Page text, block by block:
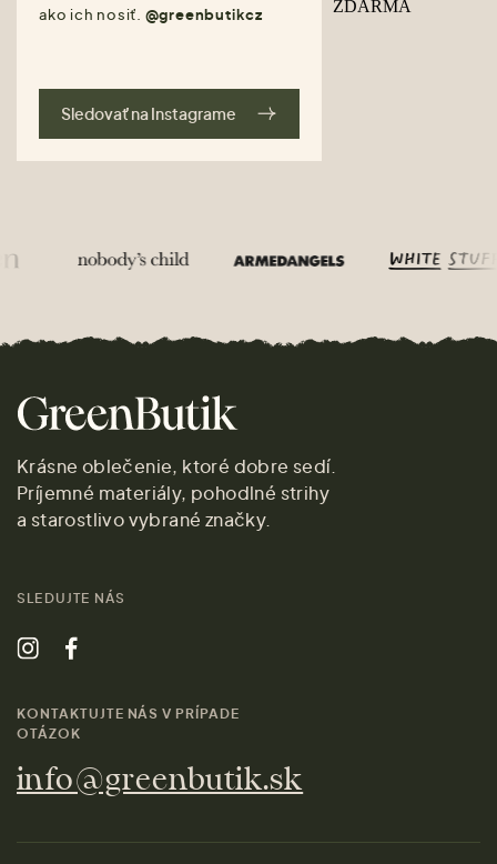
ako ich nosiť. @greenbutikcz
Sledovať na Instagrame
Krásne oblečenie, ktoré dobre sedí.
Príjemné materiály, pohodlné strihy
a starostlivo vybrané značky.
SLEDUJTE NÁS
KONTAKTUJTE NÁS V PRÍPADE
OTÁZOK
info@greenbutik.sk